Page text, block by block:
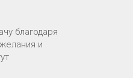
благодаря
и